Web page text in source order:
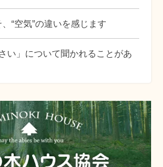
“空気”の違いを感じます
い」について聞かれることがあ